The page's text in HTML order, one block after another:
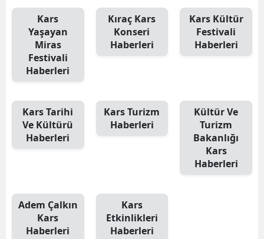
Erzurum
Eskişehir
Gaziantep
Gümüşhane
Hakkari
Kars
Yaşayan
Miras
Festivali
Haberleri
Kıraç Kars
Konseri
Haberleri
Kars Kültür
Festivali
Haberleri
Kars Tarihi
Ve Kültürü
Haberleri
Kars Turizm
Haberleri
Kültür Ve
Turizm
Bakanlığı
Kars
Haberleri
Adem Çalkın
Kars
Haberleri
Kars
Etkinlikleri
Haberleri